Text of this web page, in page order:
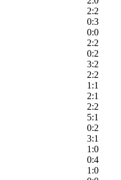
2:2
0:3
0:0
2:2
0:2
3:2
2:2
1:1
2:1
2:2
5:1
0:2
3:1
1:0
0:4
1:0